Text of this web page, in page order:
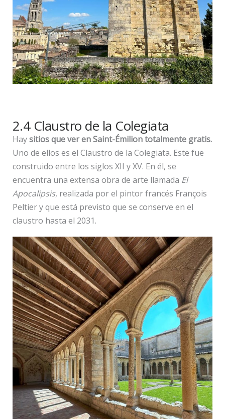
2.4 Claustro de la Colegiata
Haysitios que ver en Saint-Émilion totalmente gratis.
Uno de ellos es el Claustro de la Colegiata. Este fue
construido entre los siglos XII y XV. En él, se
encuentra una extensa obra de arte llamada El
Apocalipsis, realizada por el pintor francés François
Peltier y que está previsto que se conserve en el
claustro hasta el 2031.